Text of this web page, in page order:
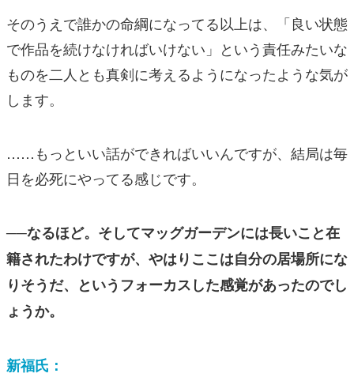
そのうえで誰かの命綱になってる以上は、「良い状態
で作品を続けなければいけない」という責任みたいな
ものを二人とも真剣に考えるようになったような気が
します。
……もっといい話ができればいいんですが、結局は毎
日を必死にやってる感じです。
──なるほど。そしてマッグガーデンには長いこと在
籍されたわけですが、やはりここは自分の居場所にな
りそうだ、というフォーカスした感覚があったのでし
ょうか。
新福氏：